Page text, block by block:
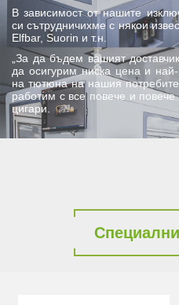
В зависимост от нашите
си сътрудничихме с някои
Elfbar, Suorin и т.н.
„За да бъдем вашият
да осигурим ниска цена и най-
на тютюна на нашия
работим с все повече и
цигари.